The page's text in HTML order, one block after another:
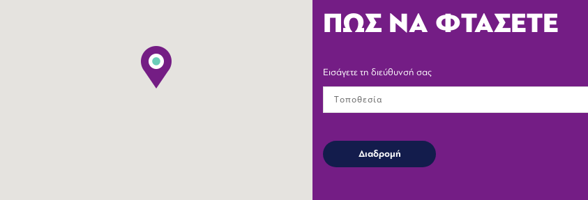
ΠΩΣ ΝΑ ΦΤΑΣΕΤΕ
Εισάγετε τη διεύθυνσή σας